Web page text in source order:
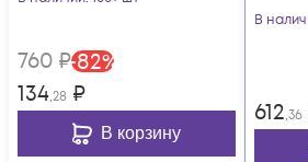
760 ₽-82%
134,28 ₽
В корзину
В
612,36